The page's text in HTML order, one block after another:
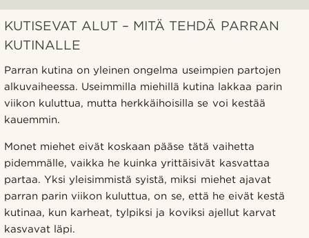
KUTISEVAT ALUT – MITÄ TEHDÄ PARRAN
KUTINALLE
Parran kutina on yleinen ongelma useimpien partojen
alkuvaiheessa. Useimmilla miehillä kutina lakkaa parin
viikon kuluttua, mutta herkkäihoisilla se voi kestää
kauemmin.
Monet miehet eivät koskaan pääse tätä vaihetta
pidemmälle, vaikka he kuinka yrittäisivät kasvattaa
partaa. Yksi yleisimmistä syistä, miksi miehet ajavat
parran parin viikon kuluttua, on se, että he eivät kestä
kutinaa, kun karheat, tylpiksi ja koviksi ajellut karvat
kasvavat läpi.